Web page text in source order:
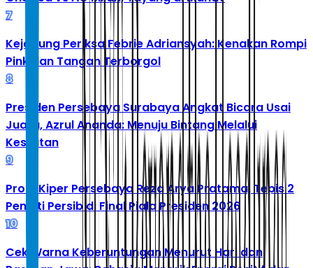
7
Kejagung Periksa Febrie Adriansyah: Kenakan Rompi
Pink dan Tangan Terborgol
8
Presiden Persebaya Surabaya Angkat Bicara Usai
Juara, Azrul Ananda: Menuju Bintang Melalui
Kesulitan
9
Profil Kiper Persebaya Reza Arya Pratama, Tepis 2
Penalti Persib di Final Piala Presiden 2026
10
Cek Warna Keberuntungan Menurut Hari dan